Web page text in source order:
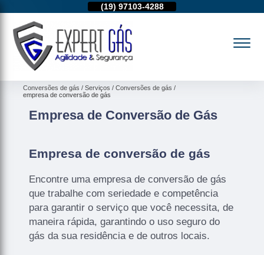
(19) 97103-4288
Conversões de gás Serviços
Conversões de gás
empresa de conversão de gás
Empresa de Conversão de Gás
Empresa de conversão de gás
Encontre uma empresa de conversão de gás
que trabalhe com seriedade e competência
para garantir o serviço que você necessita, de
maneira rápida, garantindo o uso seguro do
gás da sua residência e de outros locais.